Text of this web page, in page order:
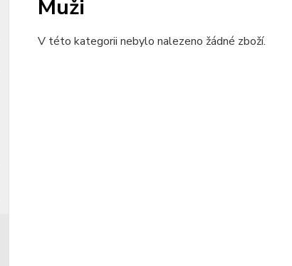
Muži
V této kategorii nebylo nalezeno žádné zboží.